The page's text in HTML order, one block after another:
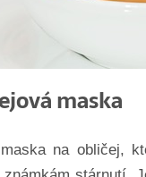
maska
na obličej,